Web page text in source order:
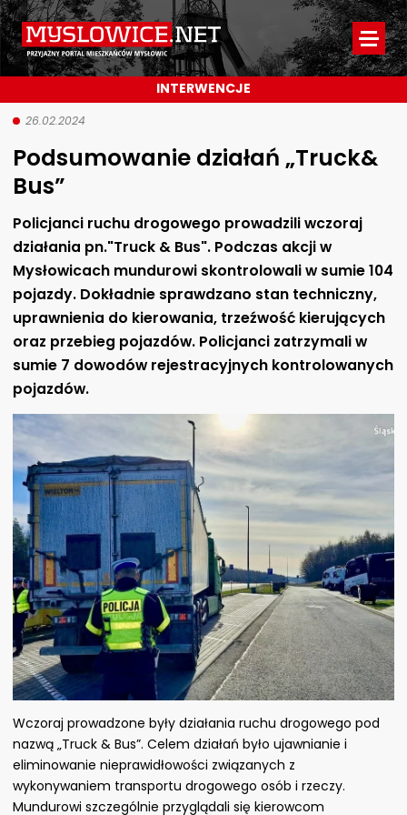
Myslowice.net
-
Przyjazny
portal
mieszkańców
Mysłowic
INTERWENCJE
26.02.2024
Podsumowanie działań „Truck&
Bus”
Policjanci ruchu drogowego prowadzili wczoraj
działania pn."Truck & Bus". Podczas akcji w
Mysłowicach mundurowi skontrolowali w sumie 104
pojazdy. Dokładnie sprawdzano stan techniczny,
uprawnienia do kierowania, trzeźwość kierujących
oraz przebieg pojazdów. Policjanci zatrzymali w
sumie 7 dowodów rejestracyjnych kontrolowanych
pojazdów.
Wczoraj prowadzone były działania ruchu drogowego pod
nazwą „Truck & Bus”. Celem działań było ujawnianie i
eliminowanie nieprawidłowości związanych z
wykonywaniem transportu drogowego osób i rzeczy.
Mundurowi szczególnie przyglądali się kierowcom